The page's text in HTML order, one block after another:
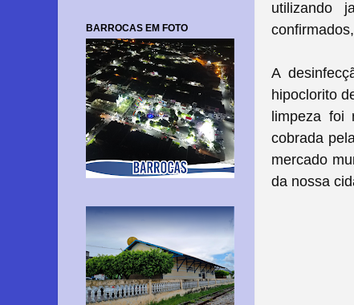
utilizando
A
hipoclorito
limpeza foi
cobrada
mercado
da nossa
BARROCAS EM FOTO